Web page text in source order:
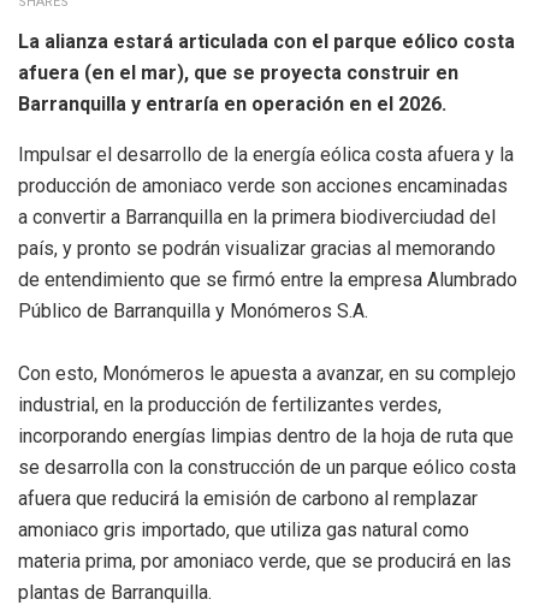
La alianza estará articulada con el parque eólico costa
afuera (en el mar), que se proyecta construir en
Barranquilla y entraría en operación en el 2026.
Impulsar el desarrollo de la energía eólica costa afuera y la
producción de amoniaco verde son acciones encaminadas
a convertir a Barranquilla en la primera biodiverciudad del
país, y pronto se podrán visualizar gracias al memorando
de entendimiento que se firmó entre la empresa Alumbrado
Público de Barranquilla y Monómeros S.A.
Con esto, Monómeros le apuesta a avanzar, en su complejo
industrial, en la producción de fertilizantes verdes,
incorporando energías limpias dentro de la hoja de ruta que
se desarrolla con la construcción de un parque eólico costa
afuera que reducirá la emisión de carbono al remplazar
amoniaco gris importado, que utiliza gas natural como
materia prima, por amoniaco verde, que se producirá en las
plantas de Barranquilla.